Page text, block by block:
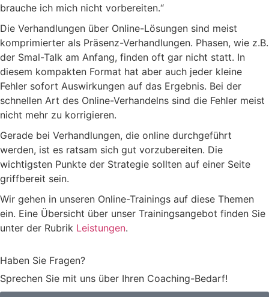
brauche ich mich nicht vorbereiten.“
Die Verhandlungen über Online-Lösungen sind meist
komprimierter als Präsenz-Verhandlungen. Phasen, wie z.B.
der Smal-Talk am Anfang, finden oft gar nicht statt. In
diesem kompakten Format hat aber auch jeder kleine
Fehler sofort Auswirkungen auf das Ergebnis. Bei der
schnellen Art des Online-Verhandelns sind die Fehler meist
nicht mehr zu korrigieren.
Gerade bei Verhandlungen, die online durchgeführt
werden, ist es ratsam sich gut vorzubereiten. Die
wichtigsten Punkte der Strategie sollten auf einer Seite
griffbereit sein.
Wir gehen in unseren Online-Trainings auf diese Themen
ein. Eine Übersicht über unser Trainingsangebot finden Sie
unter der Rubrik Leistungen.
Haben Sie Fragen?
Sprechen Sie mit uns über Ihren Coaching-Bedarf!